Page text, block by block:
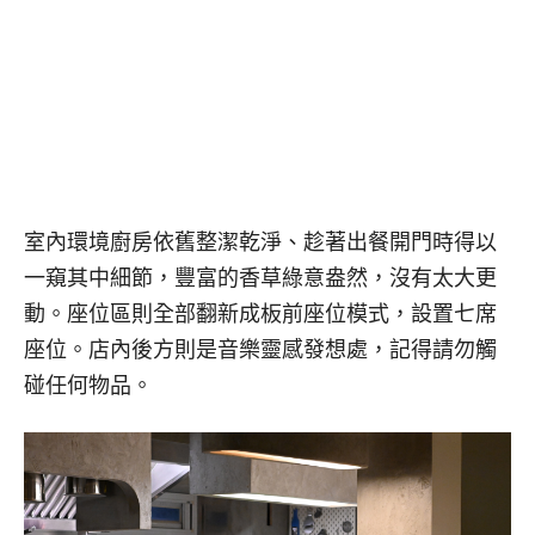
室內環境廚房依舊整潔乾淨、趁著出餐開門時得以
一窺其中細節，豐富的香草綠意盎然，沒有太大更
動。座位區則全部翻新成板前座位模式，設置七席
座位。店內後方則是音樂靈感發想處，記得請勿觸
碰任何物品。